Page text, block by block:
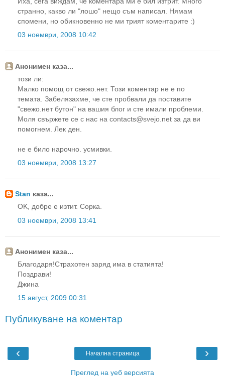
странно, какво ли "лошо" нещо съм написал. Нямам
спомени, но обикновенно не ми трият коментарите :)
03 ноември, 2008 10:42
Анонимен каза...
този ли:
Малко помощ от свежо.нет. Този коментар не е по
темата. Забелязахме, че сте пробвали да поставите
"свежо.нет бутон" на вашия блог и сте имали проблеми.
Моля свържете се с нас на contacts@svejo.net за да ви
помогнем. Лек ден.
не е било нарочно. усмивки.
03 ноември, 2008 13:27
Stan каза...
OK, добре е изтит. Сорка.
03 ноември, 2008 13:41
Анонимен каза...
Благодаря!Страхотен заряд има в статията!
Поздрави!
Джина
15 август, 2009 00:31
Публикуване на коментар
‹ ›
Начална страница
Преглед на уеб версията